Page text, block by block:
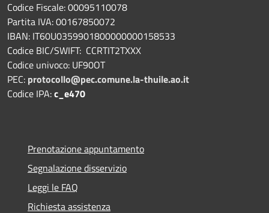
Codice Fiscale: 00095110078
Partita IVA: 00167850072
IBAN: IT60U0359901800000000158533
Codice BIC/SWIFT: CCRTIT2TXXX
Codice univoco: UF90OT
PEC: protocollo@pec.comune.la-thuile.ao.it
Codice IPA:c_e470
Prenotazione appuntamento
Segnalazione disservizio
Leggi le FAQ
Richiesta assistenza